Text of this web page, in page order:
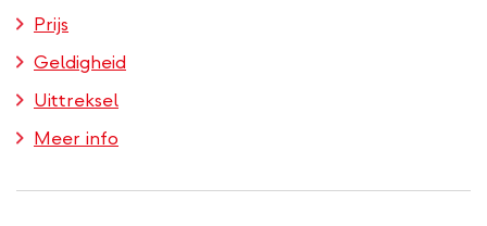
Prijs
Geldigheid
Uittreksel
Meer info